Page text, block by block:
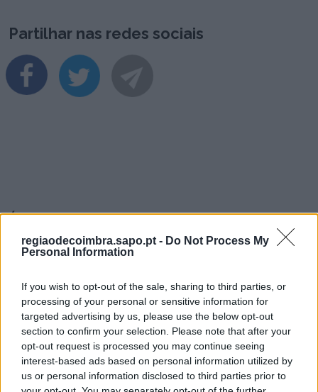
regiaodecoimbra.sapo.pt - Do Not Process My
Personal Information
If you wish to opt-out of the sale, sharing to third parties, or
processing of your personal or sensitive information for
targeted advertising by us, please use the below opt-out
section to confirm your selection. Please note that after your
opt-out request is processed you may continue seeing
interest-based ads based on personal information utilized by
us or personal information disclosed to third parties prior to
Partilhar nas redes sociais
Últimas Notícias